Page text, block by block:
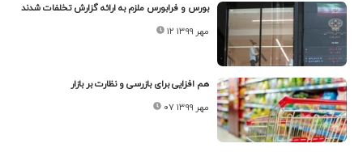
بورس و فرابورس ملزم به ارائه گزارش تخلفات شدند
۱۲ مهر ۱۳۹۹
هم افزایی برای بازرسی و نظارت بر بازار
۰۷ مهر ۱۳۹۹